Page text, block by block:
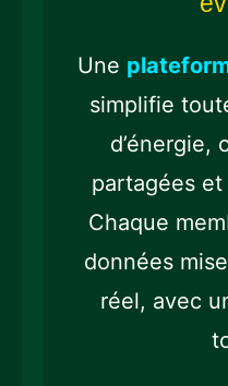
Une
simplifie
d’énergie,
partagées
Chaque
données
réel, avec